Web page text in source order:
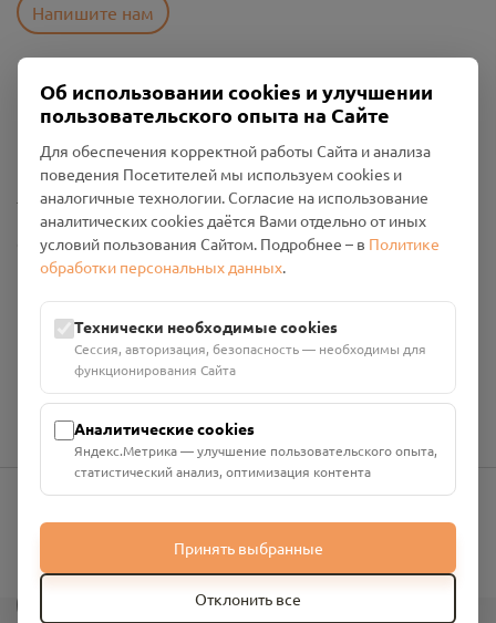
Напишите нам
Пользовательское соглашение
Политика конфиденциальности
Промо-материалы
Настройки cookies
Общество с ограниченной ответственностью «Смоленский
Проект Помним»
Юридический адрес: 216790, Смоленская область, р-н
Руднянский, г. Рудня, улица Западная, д. 26А, пом. 18
Номер счёта: 40702810901130004287 в АО "АЛЬФА-БАНК"
Кор. счёт: 30101810200000000593
info@pomnim.online
Об использовании cookies и улучшении
пользовательского опыта на Сайте
Для обеспечения корректной работы Сайта и анализа
поведения Посетителей мы используем cookies и
аналогичные технологии. Согласие на использование
аналитических cookies даётся Вами отдельно от иных
условий пользования Сайтом. Подробнее – в Политике
обработки персональных данных.
Технически необходимые cookies
Сессия, авторизация, безопасность — необходимы для
функционирования Сайта
Аналитические cookies
Яндекс.Метрика — улучшение пользовательского опыта,
статистический анализ, оптимизация контента
Принять выбранные
Отклонить все